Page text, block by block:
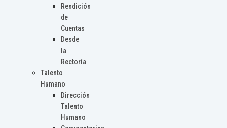
Rendición
de
Cuentas
Desde
la
Rectoría
Talento
Humano
Dirección
Talento
Humano